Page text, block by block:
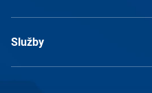
Služby